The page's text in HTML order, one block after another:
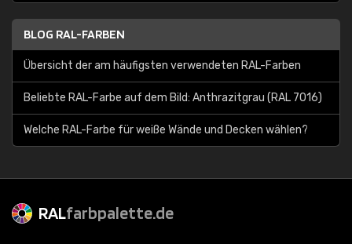
BLOG RAL-FARBEN
Übersicht der am häufigsten verwendeten RAL-Farben
Beliebte RAL-Farbe auf dem Bild: Anthrazitgrau (RAL 7016)
Welche RAL-Farbe für weiße Wände und Decken wählen?
RALfarbpalette.de